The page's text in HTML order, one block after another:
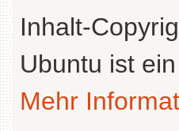
Inhalt-
Ubuntu ist
Mehr